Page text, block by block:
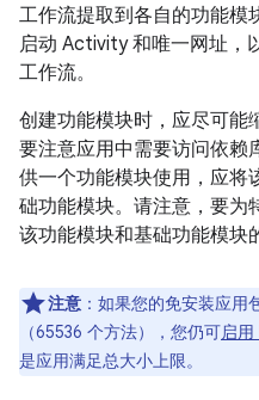
工作流提取到各自的功能模
启动 Activity 和唯一网址，
工作流。
创建功能模块时，应尽可能
要注意应用中需要访问依赖
供一个功能模块使用，应将
础功能模块。请注意，要为
该功能模块和基础功能模块
注意 ： 如果您的免安装应用
（65536 个方法），您仍可启
是应用满足总大小上限。